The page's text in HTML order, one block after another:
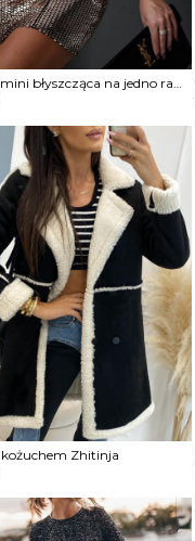
Sukienka mini błyszcząca na jedno ramię Vildan
kożuchem Zhitinja